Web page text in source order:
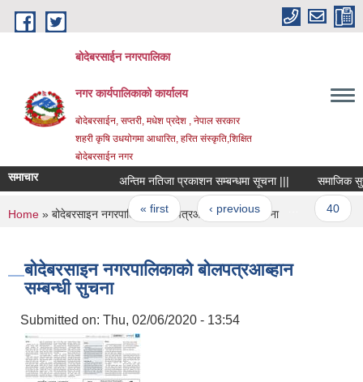
Skip to main content
बोदेबरसाईन नगरपालिका
नगर कार्यपालिकाको कार्यालय
बोदेबरसाईन, सप्तरी, मधेश प्रदेश , नेपाल सरकार
शहरी कृषि उधयोगमा आधारित, हरित संस्कृति,शिक्षित
बोदेबरसाईन नगर
समाचार अन्तिम नतिजा प्रकाशन सम्बन्धमा सूचना ||| समाजिक
Pages
« first ‹ previous …
You are here
Home » बोदेबरसाइन नगरपालिकाको बोलपत्रआब्हान सम्बन्धी सुचना
बोदेबरसाइन नगरपालिकाको बोलपत्रआब्हान
सम्बन्धी सुचना
Submitted on: Thu, 02/06/2020 - 13:54